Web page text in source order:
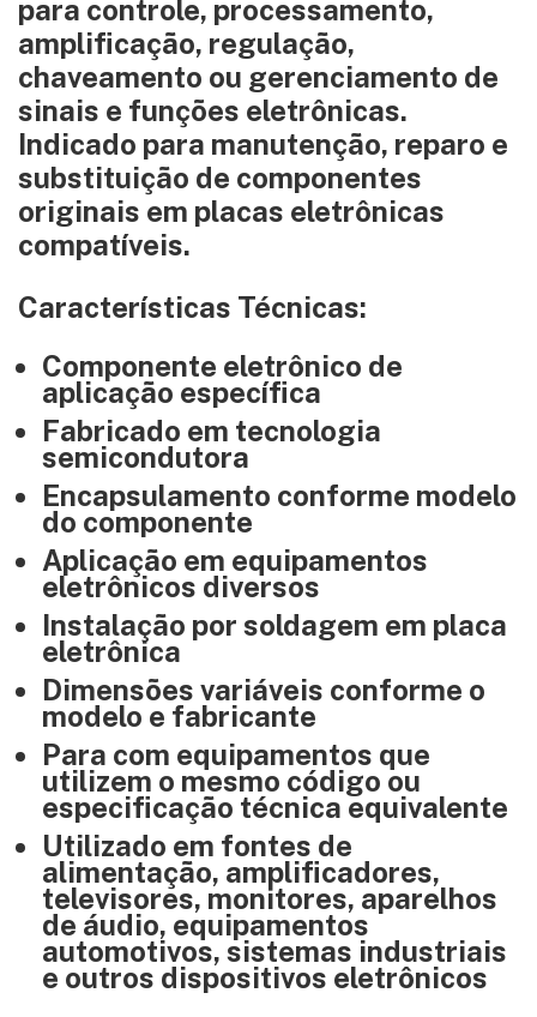
para controle, processamento,
amplificação, regulação,
chaveamento ou gerenciamento de
sinais e funções eletrônicas.
Indicado para manutenção, reparo e
substituição de componentes
originais em placas eletrônicas
compatíveis.
Características Técnicas:
Componente eletrônico de
aplicação específica
Fabricado em tecnologia
semicondutora
Encapsulamento conforme modelo
do componente
Aplicação em equipamentos
eletrônicos diversos
Instalação por soldagem em placa
eletrônica
Dimensões variáveis conforme o
modelo e fabricante
Para com equipamentos que
utilizem o mesmo código ou
especificação técnica equivalente
Utilizado em fontes de
alimentação, amplificadores,
televisores, monitores, aparelhos
de áudio, equipamentos
automotivos, sistemas industriais
e outros dispositivos eletrônicos